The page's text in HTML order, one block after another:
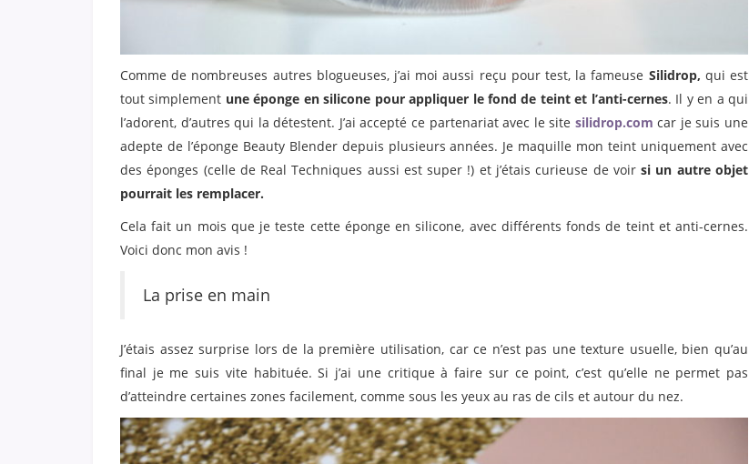
Comme de nombreuses autres blogueuses, j’ai moi aussi reçu pour test, la fameuse Silidrop, qui est
tout simplement une éponge en silicone pour appliquer le fond de teint et l’anti-cernes. Il y en a qui
l’adorent, d’autres qui la détestent. J’ai accepté ce partenariat avec le site silidrop.com car je suis une
adepte de l’éponge Beauty Blender depuis plusieurs années. Je maquille mon teint uniquement avec
des éponges (celle de Real Techniques aussi est super !) et j’étais curieuse de voirsi un autre objet
pourrait les remplacer.
Cela fait un mois que je teste cette éponge en silicone, avec différents fonds de teint et anti-cernes.
Voici donc mon avis !
La prise en main
J’étais assez surprise lors de la première utilisation, car ce n’est pas une texture usuelle, bien qu’au
final je me suis vite habituée. Si j’ai une critique à faire sur ce point, c’est qu’elle ne permet pas
d’atteindre certaines zones facilement, comme sous les yeux au ras de cils et autour du nez.